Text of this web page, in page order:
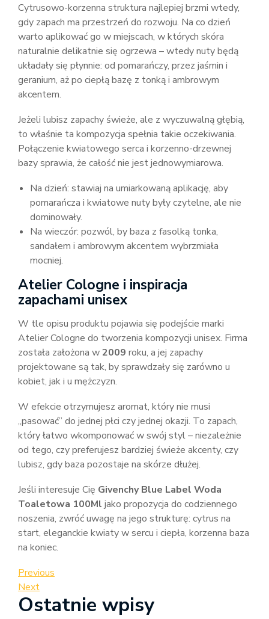
Cytrusowo-korzenna struktura najlepiej brzmi wtedy,
gdy zapach ma przestrzeń do rozwoju. Na co dzień
warto aplikować go w miejscach, w których skóra
naturalnie delikatnie się ogrzewa – wtedy nuty będą
układały się płynnie: od pomarańczy, przez jaśmin i
geranium, aż po ciepłą bazę z tonką i ambrowym
akcentem.
Jeżeli lubisz zapachy świeże, ale z wyczuwalną głębią,
to właśnie ta kompozycja spełnia takie oczekiwania.
Połączenie kwiatowego serca i korzenno-drzewnej
bazy sprawia, że całość nie jest jednowymiarowa.
Na dzień: stawiaj na umiarkowaną aplikację, aby
pomarańcza i kwiatowe nuty były czytelne, ale nie
dominowały.
Na wieczór: pozwól, by baza z fasolką tonka,
sandałem i ambrowym akcentem wybrzmiała
mocniej.
Atelier Cologne i inspiracja
zapachami unisex
W tle opisu produktu pojawia się podejście marki
Atelier Cologne do tworzenia kompozycji unisex. Firma
została założona w2009 roku, a jej zapachy
projektowane są tak, by sprawdzały się zarówno u
kobiet, jak i u mężczyzn.
W efekcie otrzymujesz aromat, który nie musi
„pasować” do jednej płci czy jednej okazji. To zapach,
który łatwo wkomponować w swój styl – niezależnie
od tego, czy preferujesz bardziej świeże akcenty, czy
lubisz, gdy baza pozostaje na skórze dłużej.
Jeśli interesuje Cię Givenchy Blue Label Woda
Toaletowa 100Ml jako propozycja do codziennego
noszenia, zwróć uwagę na jego strukturę: cytrus na
start, eleganckie kwiaty w sercu i ciepła, korzenna baza
na koniec.
Nawigacja
wpisu
Previous
Post
Previous
Next
Post
Next
Ostatnie wpisy